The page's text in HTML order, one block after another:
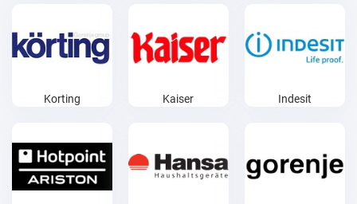
Korting Kaiser Indesit